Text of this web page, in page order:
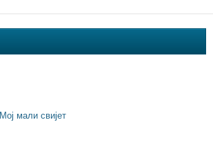
Мој мали свијет